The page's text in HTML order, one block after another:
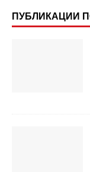
ПУБЛИКАЦИИ